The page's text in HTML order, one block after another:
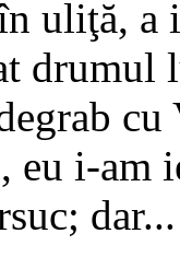
uliţă, a
drumul
eu i-am